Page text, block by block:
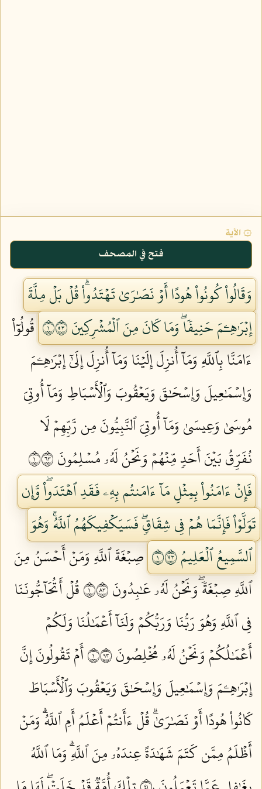
۞ الآية
فتح في المصحف
وَقَالُواْ كُونُواْ هُودًا أَوۡ نَصَٰرَىٰ تَهۡتَدُواْۗ قُلۡ بَلۡ مِلَّةَ
إِبۡرَٰهِـۧمَ حَنِيفٗاۖ وَمَا كَانَ مِنَ ٱلۡمُشۡرِكِينَ ١٣٥
قُولُوٓاْ
ءَامَنَّا بِٱللَّهِ وَمَآ أُنزِلَ إِلَيۡنَا وَمَآ أُنزِلَ إِلَىٰٓ إِبۡرَٰهِـۧمَ
وَإِسۡمَٰعِيلَ وَإِسۡحَٰقَ وَيَعۡقُوبَ وَٱلۡأَسۡبَاطِ وَمَآ أُوتِيَ
مُوسَىٰ وَعِيسَىٰ وَمَآ أُوتِيَ ٱلنَّبِيُّونَ مِن رَّبِّهِمۡ لَا
نُفَرِّقُ بَيۡنَ أَحَدٖ مِّنۡهُمۡ وَنَحۡنُ لَهُۥ مُسۡلِمُونَ ١٣٦
فَإِنۡ ءَامَنُواْ بِمِثۡلِ مَآ ءَامَنتُم بِهِۦ فَقَدِ ٱهۡتَدَواْۖ وَّإِن
تَوَلَّوۡاْ فَإِنَّمَا هُمۡ فِي شِقَاقٖۖ فَسَيَكۡفِيكَهُمُ ٱللَّهُۚ وَهُوَ
ٱلسَّمِيعُ ٱلۡعَلِيمُ ١٣٧
صِبۡغَةَ ٱللَّهِ وَمَنۡ أَحۡسَنُ مِنَ
ٱللَّهِ صِبۡغَةٗۖ وَنَحۡنُ لَهُۥ عَٰبِدُونَ ١٣٨
قُلۡ أَتُحَآجُّونَنَا
فِي ٱللَّهِ وَهُوَ رَبُّنَا وَرَبُّكُمۡ وَلَنَآ أَعۡمَٰلُنَا وَلَكُمۡ
أَعۡمَٰلُكُمۡ وَنَحۡنُ لَهُۥ مُخۡلِصُونَ ١٣٩
أَمۡ تَقُولُونَ إِنَّ
إِبۡرَٰهِـۧمَ وَإِسۡمَٰعِيلَ وَإِسۡحَٰقَ وَيَعۡقُوبَ وَٱلۡأَسۡبَاطَ
كَانُواْ هُودًا أَوۡ نَصَٰرَىٰۗ قُلۡ ءَأَنتُمۡ أَعۡلَمُ أَمِ ٱللَّهُۗ وَمَنۡ
أَظۡلَمُ مِمَّن كَتَمَ شَهَٰدَةً عِندَهُۥ مِنَ ٱللَّهِۗ وَمَا ٱللَّهُ